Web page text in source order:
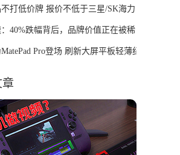
打低价牌 报价不低于三星/SK海力
40%跌幅背后，品牌价值正在被稀
Pro登场 刷新大屏平板轻薄纪